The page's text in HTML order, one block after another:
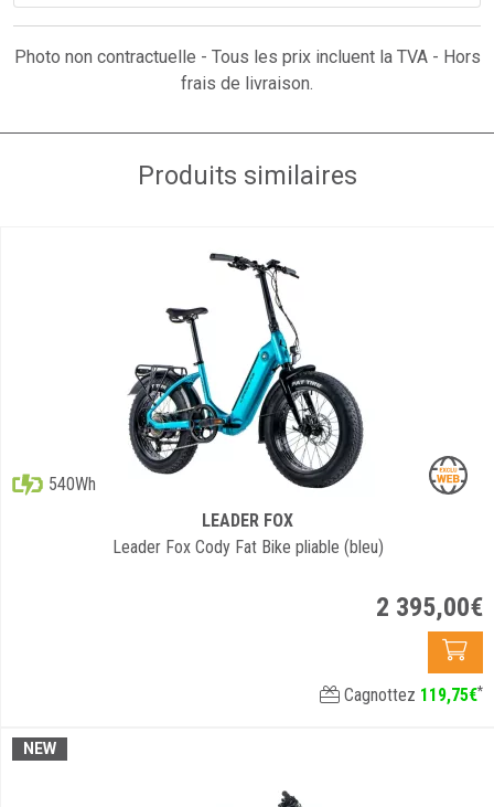
Photo non contractuelle - Tous les prix incluent la TVA - Hors
frais de livraison.
Produits similaires
540Wh
LEADER FOX
Leader Fox Cody Fat Bike pliable (bleu)
2 395,00€
Cagnottez 119,75€*
NEW